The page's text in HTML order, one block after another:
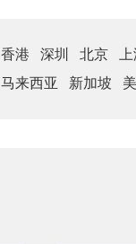
香港 深圳 北京
马来西亚 新加坡